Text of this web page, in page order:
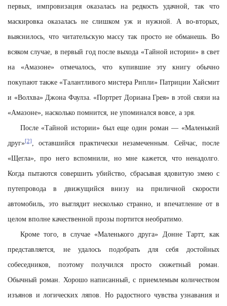
первых, импровизация оказалась на редкость удачной, так что
маскировка оказалась не слишком уж и нужной. А во-вторых,
выяснилось, что читательскую массу так просто не обманешь. Во
всяком случае, в первый год после выхода «Тайной истории» в свет
на «Амазоне» отмечалось, что купившие эту книгу обычно
покупают также «Талантливого мистера Рипли» Патриции Хайсмит
и «Волхва» Джона Фаулза. «Портрет Дориана Грея» в этой связи на
«Амазоне», насколько помнится, не упоминался вовсе, а зря.
После «Тайной истории» был еще один роман — «Маленький
друг»[2] , оставшийся практически незамеченным. Сейчас, после
«Щегла», про него вспомнили, но мне кажется, что ненадолго.
Когда пытаются совершить убийство, сбрасывая ядовитую змею с
путепровода в движущийся внизу на приличной скорости
автомобиль, это выглядит несколько странно, и впечатление от в
целом вполне качественной прозы портится необратимо.
Кроме того, в случае «Маленького друга» Донне Тартт, как
представляется, не удалось подобрать для себя достойных
собеседников, поэтому получился просто сюжетный роман.
Обычный роман. Хорошо написанный, с приемлемым количеством
изъянов и логических ляпов. Но радостного чувства узнавания и